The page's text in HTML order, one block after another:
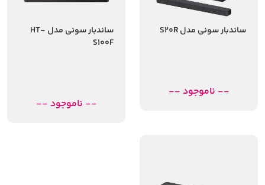
ساندبار سونی مدل S20R
-- ناموجود --
ساندبار سونی مدل HT-
S100F
-- ناموجود --